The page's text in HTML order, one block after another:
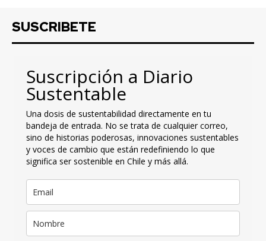
SUSCRIBETE
Suscripción a Diario
Sustentable
Una dosis de sustentabilidad directamente en tu
bandeja de entrada. No se trata de cualquier correo,
sino de historias poderosas, innovaciones sustentables
y voces de cambio que están redefiniendo lo que
significa ser sostenible en Chile y más allá.